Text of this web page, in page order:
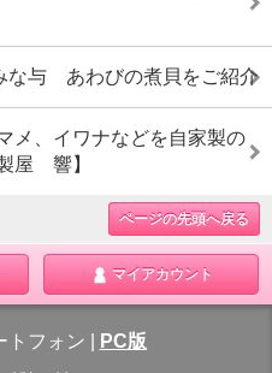
与 あわびの煮貝をご紹介
、イワナなどを自家製の
屋 響】
ページの先頭へ戻る
マイアカウント
トフォン PC版